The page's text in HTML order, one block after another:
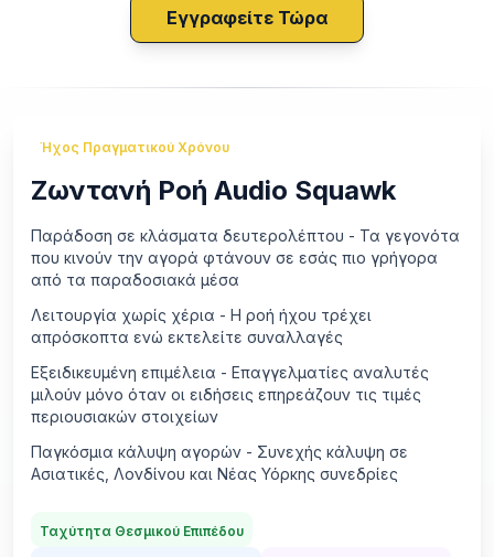
Εγγραφείτε Τώρα
Ήχος Πραγματικού Χρόνου
Ζωντανή Ροή Audio Squawk
Παράδοση σε κλάσματα δευτερολέπτου - Τα γεγονότα
που κινούν την αγορά φτάνουν σε εσάς πιο γρήγορα
από τα παραδοσιακά μέσα
Λειτουργία χωρίς χέρια - Η ροή ήχου τρέχει
απρόσκοπτα ενώ εκτελείτε συναλλαγές
Εξειδικευμένη επιμέλεια - Επαγγελματίες αναλυτές
μιλούν μόνο όταν οι ειδήσεις επηρεάζουν τις τιμές
περιουσιακών στοιχείων
Παγκόσμια κάλυψη αγορών - Συνεχής κάλυψη σε
Ασιατικές, Λονδίνου και Νέας Υόρκης συνεδρίες
Ταχύτητα Θεσμικού Επιπέδου